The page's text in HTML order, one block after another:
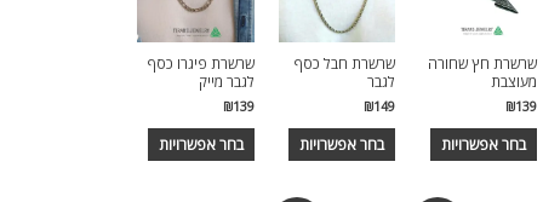
שרשרת חץ שחורה
מעוצבת
₪139
בחר אפשרויות
שרשרת חבל כסף
לגבר
₪149
בחר אפשרויות
שרשרת פיגרו כסף
לגבר מייק
₪139
בחר אפשרויות